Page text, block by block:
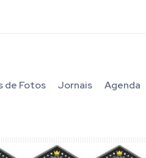
de Fotos Jornais Agenda